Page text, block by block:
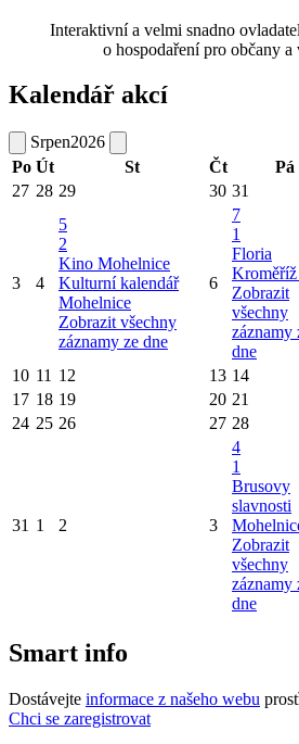
Interaktivní a velmi snadno
o hospodaření pro občany a
Kalendář akcí
Srpen2026
Po Út St Čt Pá
27 28 29 30 31
3 4
5
2
Kino Mohelnice
Kulturní kalendář
Mohelnice
Zobrazit všechny
záznamy ze dne
6
7
1
Floria
Zobrazit
všechny
záznamy
dne
10 11 12 13 14
17 18 19 20 21
24 25 26 27 28
31 1 2 3
4
1
Brusovy
slavnosti
Zobrazit
všechny
záznamy
dne
Smart info
Dostávejte informace z našeho webu
Chci se zaregistrovat